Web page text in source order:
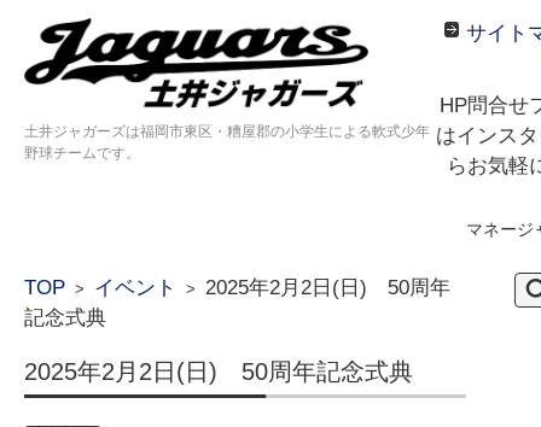
土井ジャガーズは福岡市東区・糟屋郡の小学生による軟式少年
野球チームです。
サイト
HP問合せ
はインス
らお気軽
マネー
TOP > イベント > 2025年2月2日(日) 50周年
記念式典
2025年2月2日(日) 50周年記念式典
検
索: